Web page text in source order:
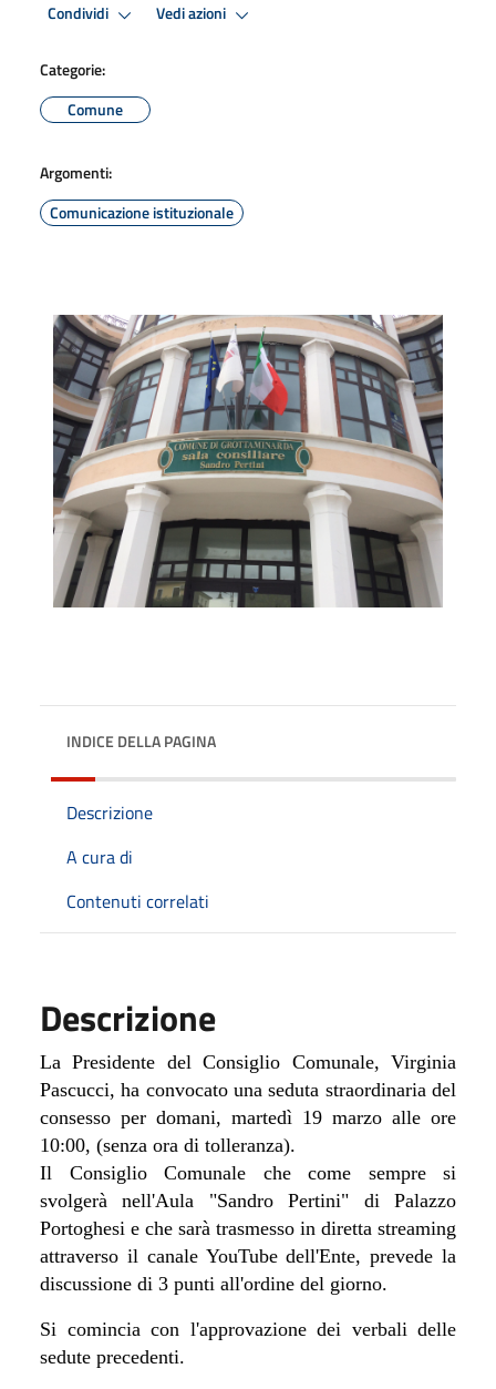
Condividi Vedi azioni
Categorie:
Comune
Argomenti:
Comunicazione istituzionale
INDICE DELLA PAGINA
Descrizione
A cura di
Contenuti correlati
Descrizione
La Presidente del Consiglio Comunale, Virginia
Pascucci, ha convocato una seduta straordinaria del
consesso per domani, martedì 19 marzo alle ore
10:00, (senza ora di tolleranza).
Il Consiglio Comunale che come sempre si
svolgerà nell'Aula "Sandro Pertini" di Palazzo
Portoghesi e che sarà trasmesso in diretta streaming
attraverso il canale YouTube dell'Ente, prevede la
discussione di 3 punti all'ordine del giorno.
Si comincia con l'approvazione dei verbali delle
sedute precedenti.